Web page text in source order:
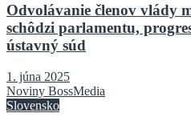
Odvolávanie členov vlády
schôdzi parlamentu,
ústavný súd
1. júna 2025
Noviny BossMedia
Slovensko